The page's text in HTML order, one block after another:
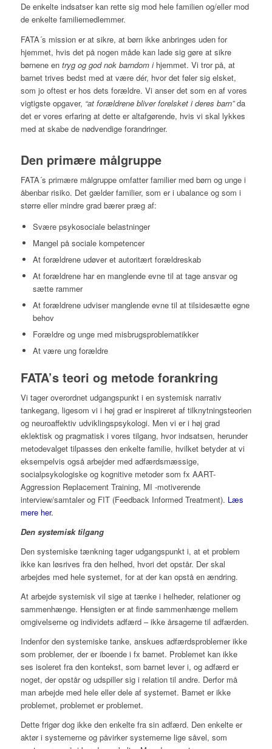
De enkelte indsatser kan rette sig mod hele familien og/eller mod
de enkelte familiemedlemmer.
FATA´s mission er at sikre, at børn ikke anbringes uden for
hjemmet, hvis det på nogen måde kan lade sig gøre at sikre
børnene en tryg og god nok barndom i hjemmet. Vi tror på, at
barnet trives bedst med at være dér, hvor det føler sig elsket,
som jo oftest er hos dets forældre. Vi anser det som en af vores
vigtigste opgaver, “at forældrene bliver forelsket i deres barn”da
det er vores erfaring at dette er altafgørende, hvis vi skal lykkes
med at skabe de nødvendige forandringer.
Den primære målgruppe
FATA´s primære målgruppe omfatter familier med børn og unge i
åbenbar risiko. Det gælder familier, som er i ubalance og som i
større eller mindre grad bærer præg af:
Svære psykosociale belastninger
Mangel på sociale kompetencer
At forældrene udøver et autoritært forældreskab
At forældrene har en manglende evne til at tage ansvar og
sætte rammer
At forældrene udviser manglende evne til at tilsidesætte egne
behov
Forældre og unge med misbrugsproblematikker
At være ung forældre
FATA’s teori og metode forankring
Vi tager overordnet udgangspunkt i en systemisk narrativ
tankegang, ligesom vi i høj grad er inspireret af tilknytningsteorien
og neuroaffektiv udviklingspsykologi. Men vi er i høj grad
eklektisk og pragmatisk i vores tilgang, hvor indsatsen, herunder
metodevalget tilpasses den enkelte familie, hvilket betyder at vi
eksempelvis også arbejder med adfærdsmæssige,
socialpsykologiske og kognitive metoder som fx AART-
Aggression Replacement Training, MI -motiverende
interview/samtaler og FIT (Feedback Informed Treatment). Læs
mere her.
Den systemisk tilgang
Den systemiske tænkning tager udgangspunkt i, at et problem
ikke kan løsrives fra den helhed, hvori det opstår. Der skal
arbejdes med hele systemet, for at der kan opstå en ændring.
At arbejde systemisk vil sige at tænke i helheder, relationer og
sammenhænge. Hensigten er at finde sammenhænge mellem
omgivelserne og individets adfærd – ikke årsagerne til adfærden.
Indenfor den systemiske tanke, anskues adfærdsproblemer ikke
som problemer, der er iboende i fx barnet. Problemet kan ikke
ses isoleret fra den kontekst, som barnet lever i, og adfærd er
noget, der opstår og udspiller sig i relation til andre. Derfor må
man arbejde med hele eller dele af systemet. Barnet er ikke
problemet, problemet er problemet.
Dette frigør dog ikke den enkelte fra sin adfærd. Den enkelte er
aktør i systemerne og påvirker systemerne lige såvel, som